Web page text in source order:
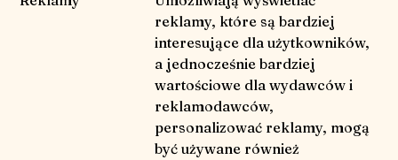
reklamy, które są bardziej
interesujące dla użytkowników,
a jednocześnie bardziej
wartościowe dla wydawców i
reklamodawców,
personalizować reklamy, mogą
być używane również